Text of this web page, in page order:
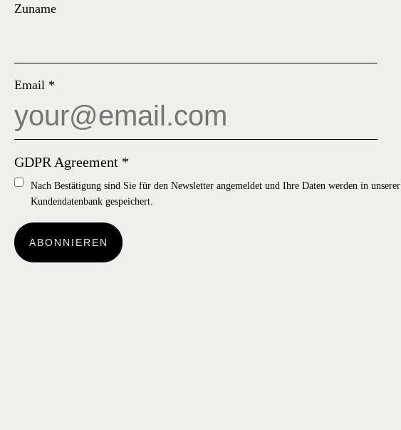
Zuname
Email *
GDPR Agreement *
Nach Bestätigung sind Sie für den Newsletter angemeldet und Ihre Daten werden in unserer
Kundendatenbank gespeichert.
ABONNIEREN